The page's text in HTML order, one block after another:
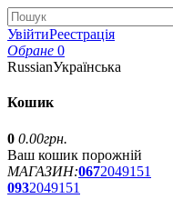
УвійтиРеестрація
Обране 0
RussianУкраїнська
Кошик
0 0.00грн.
Ваш кошик порожній
МАГАЗИН:0672049151
0932049151